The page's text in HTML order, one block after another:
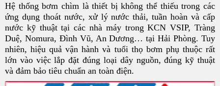
Hệ thống bơm chìm là thiết bị không thể thiếu trong các
ứng dụng thoát nước, xử lý nước thải, tuần hoàn và cấp
nước kỹ thuật tại các nhà máy trong KCN VSIP, Tràng
Duệ, Nomura, Đình Vũ, An Dương… tại Hải Phòng. Tuy
nhiên, hiệu quả vận hành và tuổi thọ bơm phụ thuộc rất
lớn vào việc lắp đặt đúng loại dây nguồn, đúng kỹ thuật
và đảm bảo tiêu chuẩn an toàn điện.